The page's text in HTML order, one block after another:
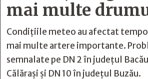
mai multe
Condițiile meteo au afectat
mai multe artere importante.
semnalate pe DN 2 în județul
Călărași și DN 10 în județul Buzău.